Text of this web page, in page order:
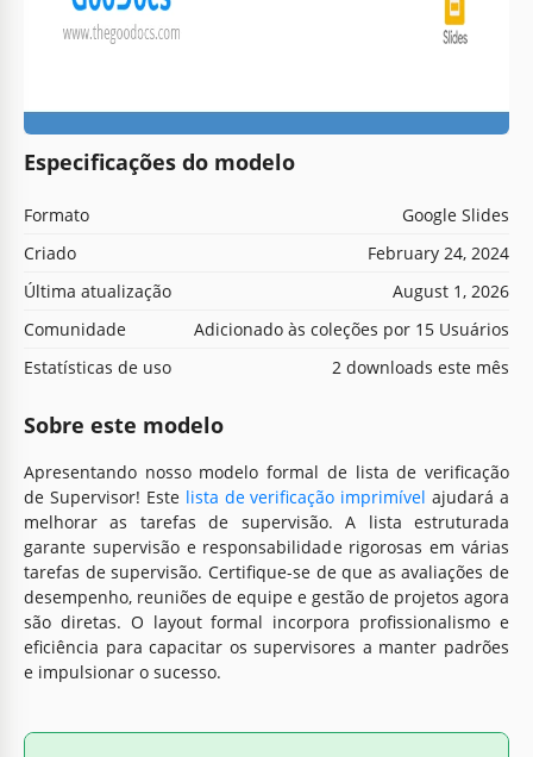
Especificações do modelo
Formato
Google Slides
Criado
February 24, 2024
Última atualização
August 1, 2026
Comunidade
Adicionado às coleções por 15 Usuários
Estatísticas de uso
2 downloads este mês
Sobre este modelo
Apresentando nosso modelo formal de lista de verificação
de Supervisor! Este lista de verificação imprimível ajudará a
melhorar as tarefas de supervisão. A lista estruturada
garante supervisão e responsabilidade rigorosas em várias
tarefas de supervisão. Certifique-se de que as avaliações de
desempenho, reuniões de equipe e gestão de projetos agora
são diretas. O layout formal incorpora profissionalismo e
eficiência para capacitar os supervisores a manter padrões
e impulsionar o sucesso.